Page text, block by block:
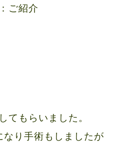
ご紹介
てもらいました。
り手術もしましたが